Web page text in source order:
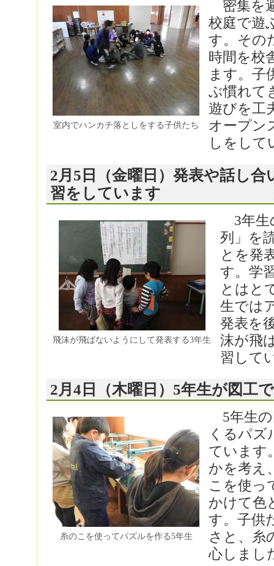
室内でハンカチ落としをする子供たち
密集を
校庭で遊
す。その
時間を校
ます。子
ぶ慣れて
遊びを工
オープン
しをして
2月5日（金曜日）発表や話し
習をしています
飛沫が飛ばないようにして発表する3年生
3年生
列」を
とを発
す。学
とはと
生では
発表を
沫が飛
習して
2月4日（木曜日）5年生が図工
糸のこを使ってパズルを作る5年生
5年生の
くるパズ
ています
かを考え
こを使っ
かけて色
す。子供
さと、糸
心しまし